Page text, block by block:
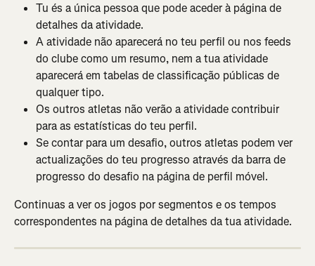
Tu és a única pessoa que pode aceder à página de
detalhes da atividade.
A atividade não aparecerá no teu perfil ou nos feeds
do clube como um resumo, nem a tua atividade
aparecerá em tabelas de classificação públicas de
qualquer tipo.
Os outros atletas não verão a atividade contribuir
para as estatísticas do teu perfil.
Se contar para um desafio, outros atletas podem ver
actualizações do teu progresso através da barra de
progresso do desafio na página de perfil móvel.
Continuas a ver os jogos por segmentos e os tempos
correspondentes na página de detalhes da tua atividade.